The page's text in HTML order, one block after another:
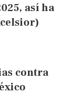
así ha
contra